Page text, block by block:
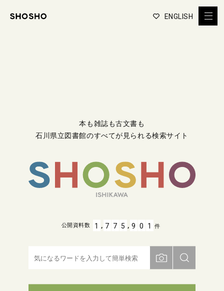
ENGLISH
本も雑誌も古文書も
石川県立図書館のすべてが見られる検索サイト
公開資料数 1 , 7 7 5 , 9 0 1 件